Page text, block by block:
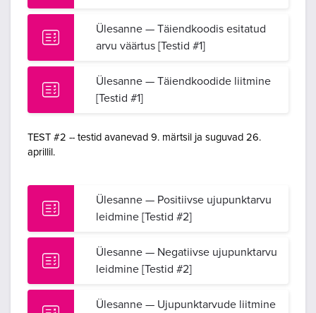
Ülesanne — Täiendkoodis esitatud
arvu väärtus [Testid #1]
Ülesanne — Täiendkoodide liitmine
[Testid #1]
TEST #2 -- testid avanevad 9. märtsil ja suguvad 26.
aprillil.
Ülesanne — Positiivse ujupunktarvu
leidmine [Testid #2]
Ülesanne — Negatiivse ujupunktarvu
leidmine [Testid #2]
Ülesanne — Ujupunktarvude liitmine